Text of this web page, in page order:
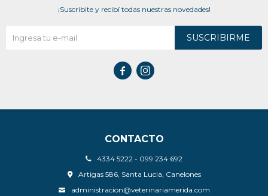
CONTACTO
4334 5222 - 099 234 692
Artigas 586, Santa Lucia, Canelones
administracion@veterinariamerida.com
¡Suscribite y recibí todas nuestras novedades!
SUSCRIBIRME
 